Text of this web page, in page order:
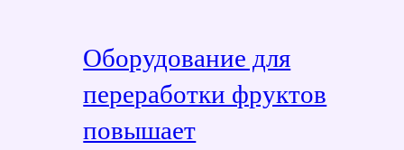
Оборудование для
переработки фруктов
повышает